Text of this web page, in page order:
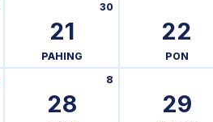
21
30
PAHING
22
PON
28
8
29